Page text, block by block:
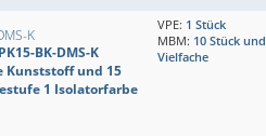
K
BK-DMS-K
Kunststoff und 15
1 Isolatorfarbe
VPE: 1 Stück
MBM: 10 Stück und
Vielfache